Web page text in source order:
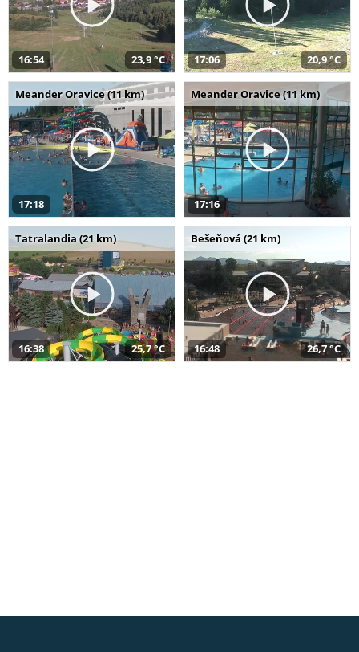
16:54 23,9 °C 17:06 20,9 °C
Meander Oravice (11 km)
17:18
Meander Oravice (11 km)
17:16
Tatralandia (21 km)
16:38 25,7 °C
Bešeňová (21 km)
16:48 26,7 °C